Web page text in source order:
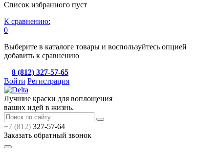
Список избранного пуст
К сравнению:
0
Выберите в каталоге товары и воспользуйтесь опцией
добавить к сравнению
8 (812) 327-57-65
Войти Регистрация
Лучшие краски для воплощения
ваших идей в жизнь.
+7 (812) 327-57-64
Заказать обратный звонок